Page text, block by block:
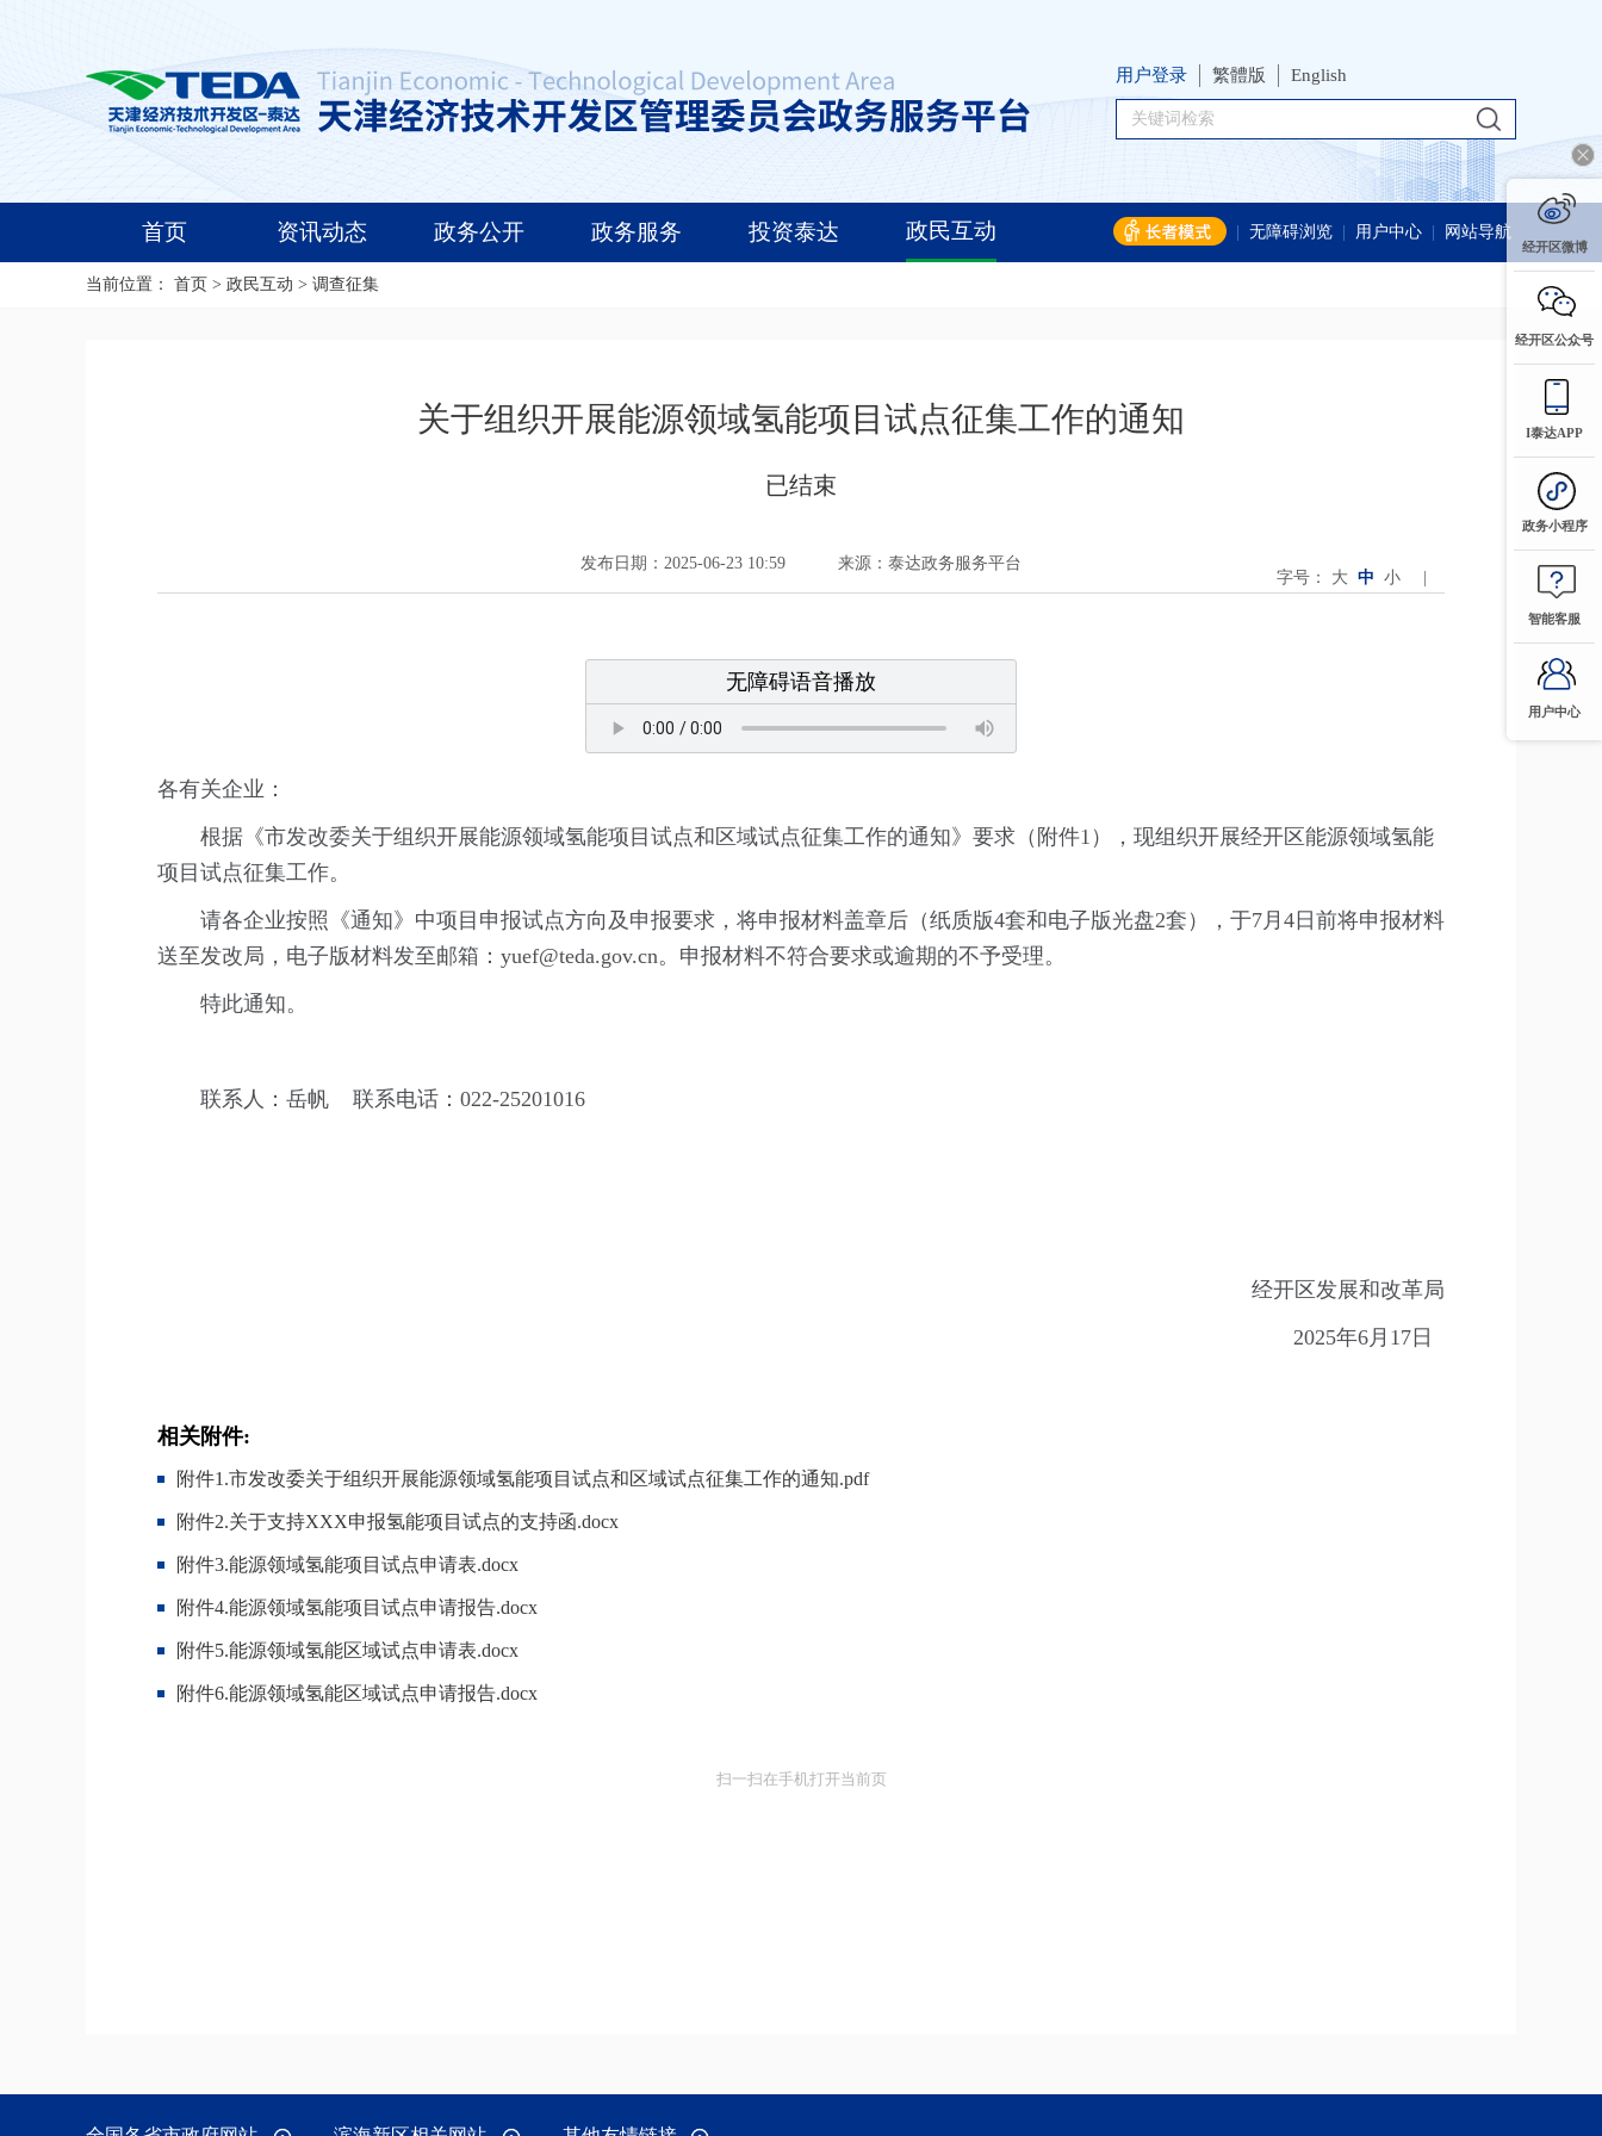
用户登录 繁體版 English
首页 资讯动态 政务公开 政务服务 投资泰达 政民互动 无障碍浏览 用户中心 网站导航
当前位置： 首页 > 政民互动 > 调查征集
关于组织开展能源领域氢能项目试点征集工作的通知
已结束
发布日期：2025-06-23 10:59
来源：泰达政务服务平台
字号： 大 中 小
无障碍语音播放
各有关企业：
根据《市发改委关于组织开展能源领域氢能项目试点和区域试点征集工作的通知》要求（附件1），现组织开展经开区能源领域氢能
项目试点征集工作。
请各企业按照《通知》中项目申报试点方向及申报要求，将申报材料盖章后（纸质版4套和电子版光盘2套），于7月4日前将申报材料
送至发改局，电子版材料发至邮箱：yuef@teda.gov.cn。申报材料不符合要求或逾期的不予受理。
特此通知。
联系人：岳帆 联系电话：022-25201016
经开区发展和改革局
2025年6月17日
相关附件:
附件1.市发改委关于组织开展能源领域氢能项目试点和区域试点征集工作的通知.pdf
附件2.关于支持XXX申报氢能项目试点的支持函.docx
附件3.能源领域氢能项目试点申请表.docx
附件4.能源领域氢能项目试点申请报告.docx
附件5.能源领域氢能区域试点申请表.docx
附件6.能源领域氢能区域试点申请报告.docx
扫一扫在手机打开当前页
经开区微博
经开区公众号
I泰达APP
政务小程序
智能客服
用户中心